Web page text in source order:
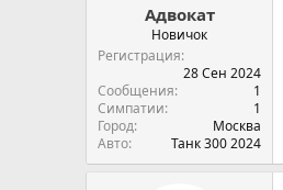
Адвокат
Новичок
Регистрация
28 Сен 2024
Сообщения
1
Симпатии
1
Город
Москва
Авто
Танк 300 2024